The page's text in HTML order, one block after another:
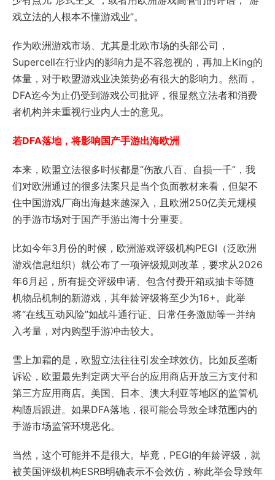
戏立法的人根本不懂游戏业”。
作为欧洲游戏市场、尤其是北欧市场的头部公司，
Supercell在行业内的影响力是不容忽视的，再加上King的
体量，对于欧盟游戏业决策势必有很大的影响力。然而，
DFA迄今为止仍受到游戏公司批评，很显然立法者和消费
者机构并未重视行业内人士的意见。
若DFA落地，将影响国产手游出海欧洲
本来，欧盟立法很多时候都是“伤敌八百、自损一千”，我
们对欧洲通过的很多法案只是当个负面教材来看，但架不
住中国游戏厂商出海越来越深入，且欧洲250亿美元规模
的手游市场对于国产手游出海十分重要。
比如今年3月份的时候，欧洲游戏评级机构PEGI（泛欧洲
游戏信息组织）就公布了一项评级规则改革，要求从2026
年6月起，所有提交评级申请、包含付费开箱或抽卡等随
机物品机制的新游戏，其年龄评级将至少为16+。此举
将“在线互动风险”如战斗通行证、日常任务激励等一并纳
入考量，对内购型手游冲击较大。
雪上加霜的是，欧盟立法往往引发全球效仿。比如反垄断
诉讼，欧盟最先判定两大平台的应用商店开放三方支付和
第三方应用商店。美国、日本、澳大利亚等地区的监管机
构随后跟进。如果DFA落地，很可能会导致全球范围内的
手游市场监管环境恶化。
当然，这个可能并不是很大。毕竟，PEGI的年龄评级，就
被美国评级机构ESRB明确表示不会效仿，称此举会导致年